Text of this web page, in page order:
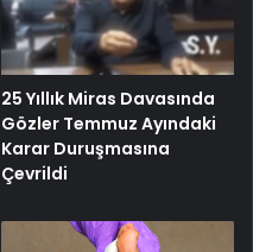
25 Yıllık Miras Davasında
Gözler Temmuz Ayındaki
Karar Duruşmasına
Çevrildi